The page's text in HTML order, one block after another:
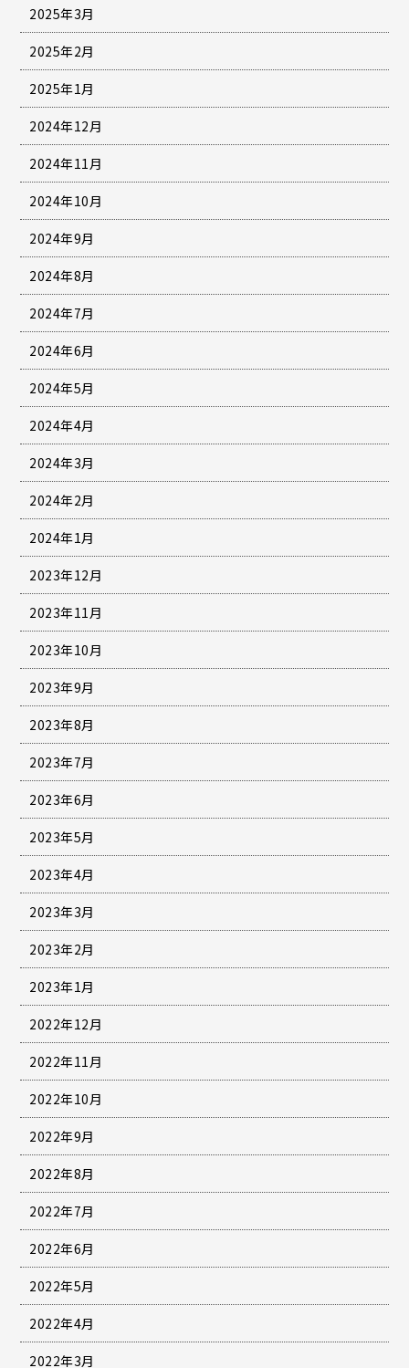
2025年3月
2025年2月
2025年1月
2024年12月
2024年11月
2024年10月
2024年9月
2024年8月
2024年7月
2024年6月
2024年5月
2024年4月
2024年3月
2024年2月
2024年1月
2023年12月
2023年11月
2023年10月
2023年9月
2023年8月
2023年7月
2023年6月
2023年5月
2023年4月
2023年3月
2023年2月
2023年1月
2022年12月
2022年11月
2022年10月
2022年9月
2022年8月
2022年7月
2022年6月
2022年5月
2022年4月
2022年3月